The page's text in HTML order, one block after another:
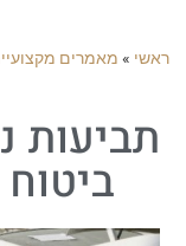
ראשי » מאמרים
תביעות